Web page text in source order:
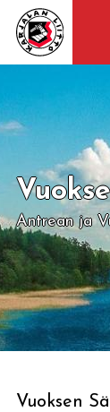
Antrean ja
Vuoksen